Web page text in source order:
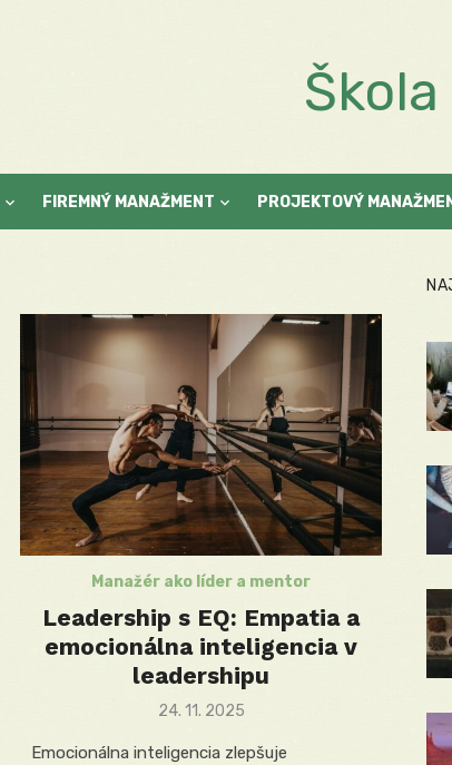
FIREMNÝ MANAŽMENT PROJEKTOVÝ
Manažér ako líder a mentor
Leadership s EQ: Empatia a
emocionálna inteligencia v
leadershipu
Posted
24. 11. 2025
Emocionálna inteligencia zlepšuje